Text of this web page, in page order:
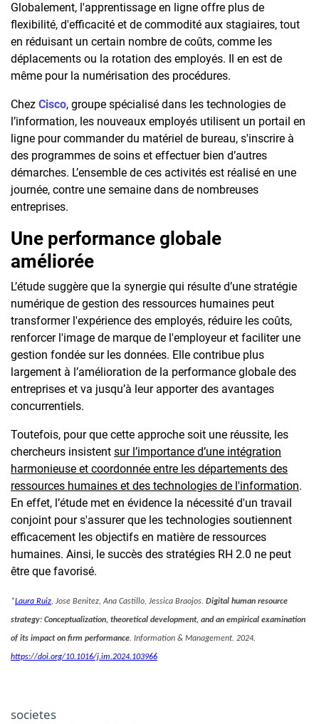
Globalement, l'apprentissage en ligne offre plus de
flexibilité, d'efficacité et de commodité aux stagiaires, tout
en réduisant un certain nombre de coûts, comme les
déplacements ou la rotation des employés. Il en est de
même pour la numérisation des procédures.
Chez Cisco, groupe spécialisé dans les technologies de
l’information, les nouveaux employés utilisent un portail en
ligne pour commander du matériel de bureau, s'inscrire à
des programmes de soins et effectuer bien d’autres
démarches. L’ensemble de ces activités est réalisé en une
journée, contre une semaine dans de nombreuses
entreprises.
Une performance globale
améliorée
L’étude suggère que la synergie qui résulte d’une stratégie
numérique de gestion des ressources humaines peut
transformer l'expérience des employés, réduire les coûts,
renforcer l'image de marque de l'employeur et faciliter une
gestion fondée sur les données. Elle contribue plus
largement à l’amélioration de la performance globale des
entreprises et va jusqu’à leur apporter des avantages
concurrentiels.
Toutefois, pour que cette approche soit une réussite, les
chercheurs insistent sur l’importance d’une intégration
harmonieuse et coordonnée entre les départements des
ressources humaines et des technologies de l'information.
En effet, l’étude met en évidence la nécessité d'un travail
conjoint pour s'assurer que les technologies soutiennent
efficacement les objectifs en matière de ressources
humaines. Ainsi, le succès des stratégies RH 2.0 ne peut
être que favorisé.
*Laura Ruiz, Jose Benitez, Ana Castillo, Jessica Braojos. Digital human resource
strategy: Conceptualization, theoretical development, and an empirical examination
of its impact on firm performance. Information & Management. 2024.
https://doi.org/10.1016/j.im.2024.103966
societes